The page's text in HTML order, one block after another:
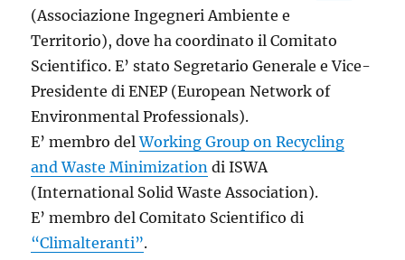
(Associazione Ingegneri Ambiente e
Territorio), dove ha coordinato il Comitato
Scientifico. E’ stato Segretario Generale e Vice-
Presidente di ENEP (European Network of
Environmental Professionals).
E’ membro delWorking Group on Recycling
and Waste Minimization di ISWA
(International Solid Waste Association).
E’ membro del Comitato Scientifico di
“Climalteranti”.